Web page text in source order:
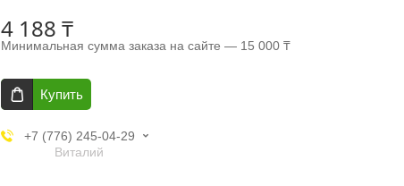
4 188 ₸
Минимальная сумма заказа на сайте — 15 000 ₸
Купить
+7 (776) 245-04-29
Виталий